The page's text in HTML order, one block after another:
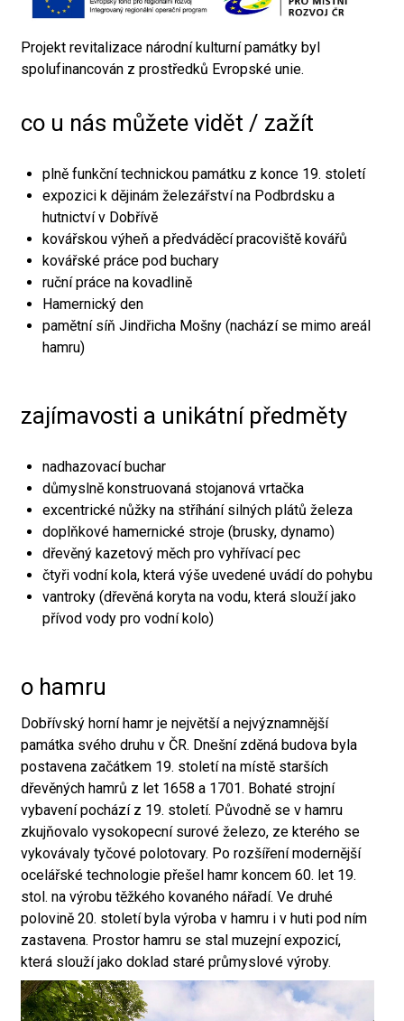
Projekt revitalizace národní kulturní památky byl
spolufinancován z prostředků Evropské unie.
co u nás můžete vidět / zažít
plně funkční technickou památku z konce 19. století
expozici k dějinám železářství na Podbrdsku a
hutnictví v Dobřívě
kovářskou výheň a předváděcí pracoviště kovářů
kovářské práce pod buchary
ruční práce na kovadlině
Hamernický den
pamětní síň Jindřicha Mošny (nachází se mimo areál
hamru)
zajímavosti a unikátní předměty
nadhazovací buchar
důmyslně konstruovaná stojanová vrtačka
excentrické nůžky na stříhání silných plátů železa
doplňkové hamernické stroje (brusky, dynamo)
dřevěný kazetový měch pro vyhřívací pec
čtyři vodní kola, která výše uvedené uvádí do pohybu
vantroky (dřevěná koryta na vodu, která slouží jako
přívod vody pro vodní kolo)
o hamru
Dobřívský horní hamr je největší a nejvýznamnější
památka svého druhu v ČR. Dnešní zděná budova byla
postavena začátkem 19. století na místě starších
dřevěných hamrů z let 1658 a 1701. Bohaté strojní
vybavení pochází z 19. století. Původně se v hamru
zkujňovalo vysokopecní surové železo, ze kterého se
vykovávaly tyčové polotovary. Po rozšíření modernější
ocelářské technologie přešel hamr koncem 60. let 19.
stol. na výrobu těžkého kovaného nářadí. Ve druhé
polovině 20. století byla výroba v hamru i v huti pod ním
zastavena. Prostor hamru se stal muzejní expozicí,
která slouží jako doklad staré průmyslové výroby.